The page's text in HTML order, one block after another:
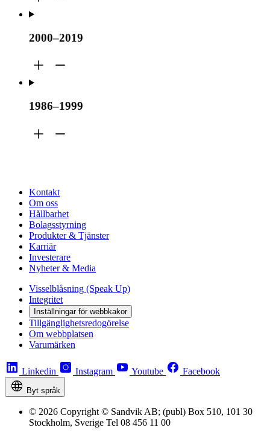
2000–2019
1986–1999
Kontakt
Om oss
Hållbarhet
Bolagsstyrning
Produkter & Tjänster
Karriär
Investerare
Nyheter & Media
Visselblåsning (Speak Up)
Integritet
Inställningar för webbkakor
Tillgänglighetsredogörelse
Om webbplatsen
Varumärken
Linkedin Instagram Youtube Facebook
Byt språk
© 2026 Copyright © Sandvik AB; (publ) Box 510, 101 30
Stockholm, Sverige Tel 08 456 11 00